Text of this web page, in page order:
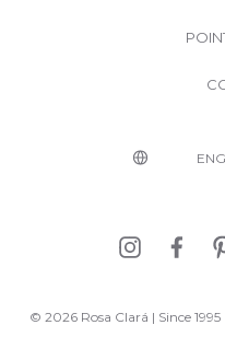
© 2026 Rosa Clará | Since 1995